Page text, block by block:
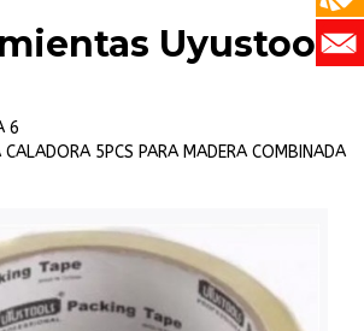
Uyustools
6
CALADORA 5PCS PARA MADERA COMBINADA